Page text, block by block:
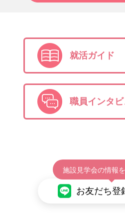
就活ガイド
職員インタ
施設見学会の情報
お友だち登